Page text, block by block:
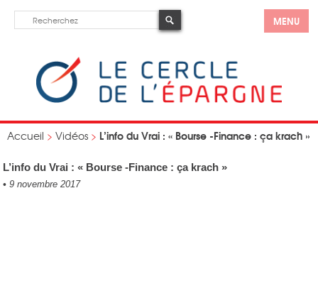
MENU
Accueil > Vidéos > L’info du Vrai : « Bourse -Finance : ça krach »
L’info du Vrai : « Bourse -Finance : ça krach »
• 9 novembre 2017